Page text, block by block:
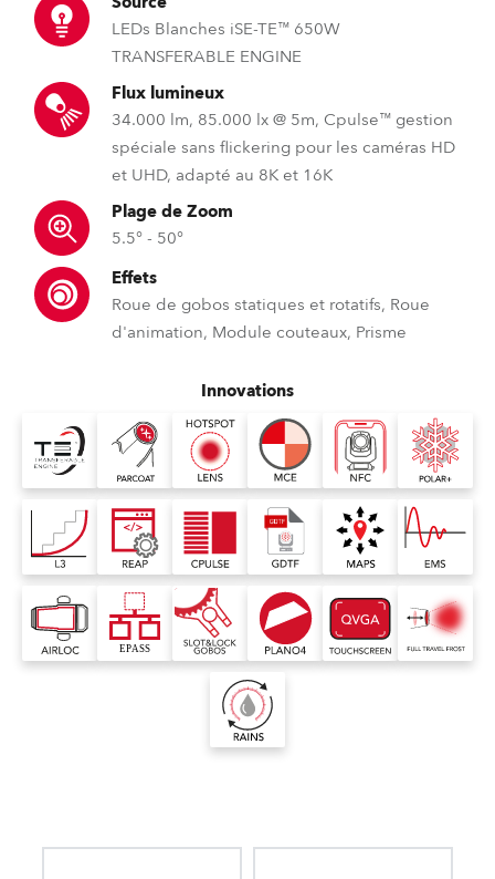
LEDs Blanches iSE-TE™ 650W
TRANSFERABLE ENGINE
Flux lumineux
34.000 lm, 85.000 lx @ 5m, Cpulse™ gestion
spéciale sans flickering pour les caméras HD
et UHD, adapté au 8K et 16K
Plage de Zoom
5.5° - 50°
Effets
Roue de gobos statiques et rotatifs, Roue
d'animation, Module couteaux, Prisme
Innovations